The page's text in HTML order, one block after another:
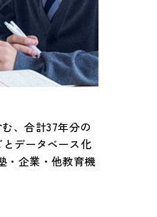
、合計37年分の
データベース化
・企業・他教育機